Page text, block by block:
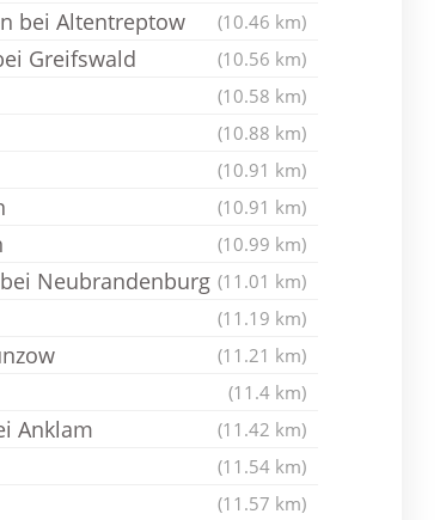
bei Altentreptow (10.46 km)
Greifswald (10.56 km)
(10.58 km)
(10.88 km)
(10.91 km)
(10.91 km)
(10.99 km)
Neubrandenburg (11.01 km)
(11.19 km)
(11.21 km)
(11.4 km)
Anklam (11.42 km)
(11.54 km)
(11.57 km)